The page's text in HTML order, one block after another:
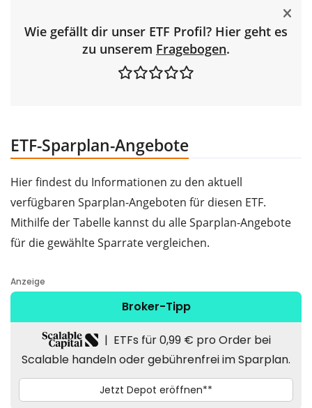
Wie gefällt dir unser ETF Profil? Hier geht es
zu unserem Fragebogen.
ETF-Sparplan-Angebote
Hier findest du Informationen zu den aktuell
verfügbaren Sparplan-Angeboten für diesen ETF.
Mithilfe der Tabelle kannst du alle Sparplan-Angebote
für die gewählte Sparrate vergleichen.